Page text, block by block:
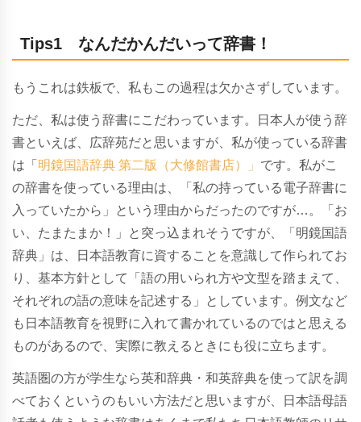
Tips1 なんだかんだいって辞書！
もうこれは鉄板で、私もこの過程は欠かさずしています。
ただ、私は使う辞書にこだわっています。
日本人が使う辞
書といえば、広辞苑だと思いますが、私が使っている辞書
は「 明鏡国語辞典 第二版（大修館書店）」 です。 私がこ
の辞書を使っている理由は、「私の持っている電子辞書に
入っていたから」という理由からだったのですが…。「お
い、たまたまか！」と突っ込まれそうですが、「明鏡国語
辞典」 は、日本語教育に資することを意識して作られてお
り、基本方針として「語の用いられ方や文型を踏まえて、
それぞれの語の意味を記述する」としています。例文など
も日本語教育を視野に入れて書かれているのではと思える
ものがあるので、実際に教えるときにも役に立ちます。
英語圏の方が学生なら英和辞典・和英辞典を使って訳を調
べておくというのもいい方法だと思いますが、日本語母語